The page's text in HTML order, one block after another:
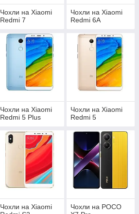
Чохли на Xiaomi
Redmi 7
Чохли на Xiaomi
Redmi 6A
Чохли на Xiaomi
Redmi 5 Plus
Чохли на Xiaomi
Redmi 5
Чохли на Xiaomi
Чохли на POCO